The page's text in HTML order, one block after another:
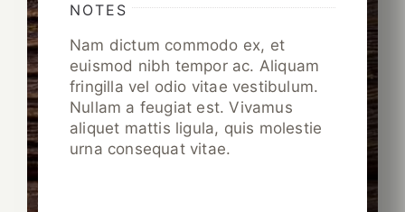
NOTES
Nam dictum commodo ex, et
euismod nibh tempor ac. Aliquam
fringilla vel odio vitae vestibulum.
Nullam a feugiat est. Vivamus
aliquet mattis ligula, quis molestie
urna consequat vitae.